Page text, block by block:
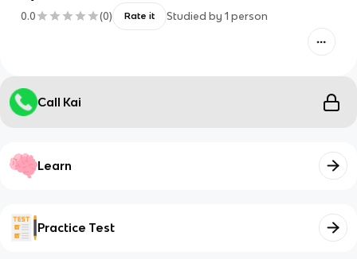
0.0 (0) Rate it Studied by 1 person
Call Kai
Learn
Practice Test